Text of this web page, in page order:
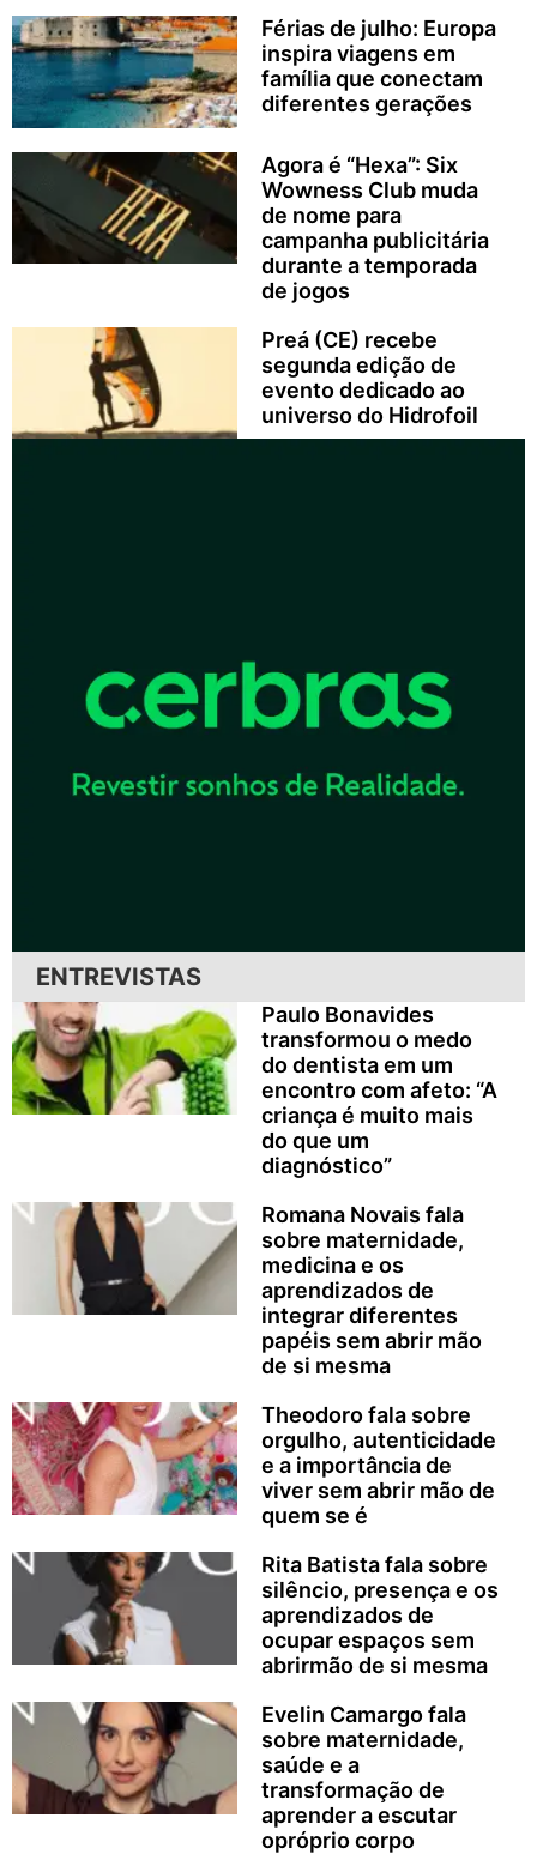
Férias de julho: Europa
inspira viagens em
família que conectam
diferentes gerações
Agora é “Hexa”: Six
Wowness Club muda
de nome para
campanha publicitária
durante a temporada
de jogos
Preá (CE) recebe
segunda edição de
evento dedicado ao
universo do Hidrofoil
ENTREVISTAS
Paulo Bonavides
transformou o medo
do dentista em um
encontro com afeto: “A
criança é muito mais
do que um
diagnóstico”
Romana Novais fala
sobre maternidade,
medicina e os
aprendizados de
integrar diferentes
papéis sem abrir mão
de si mesma
Theodoro fala sobre
orgulho, autenticidade
e a importância de
viver sem abrir mão de
quem se é
Rita Batista fala sobre
silêncio, presença e os
aprendizados de
ocupar espaços sem
abrirmão de si mesma
Evelin Camargo fala
sobre maternidade,
saúde e a
transformação de
aprender a escutar
opróprio corpo